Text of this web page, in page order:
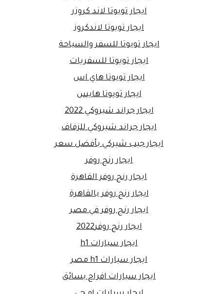
ايجار تويوتا لاند كروزر
ايجار تويوتا لاندكروز
ايجار تويوتا للسفر والسياحة
ايجار تويوتا للسفريات
ايجار تويوتا هاي اس
ايجار تويوتا هايس
ايجار جراند شيروكي 2022
ايجار جراند شيروكي للزفاف
ايجار جيب شيركي بأفضل سعر
ايجار رنج روفر
ايجار رنج روفر القاهرة
ايجار رنج روفر بالقاهرة
ايجار رنج روفر في مصر
ايجار رنج روفر2022
ايجار سيارات h1
ايجار سيارات h1 مصر
ايجار سيارات افراح بسائق